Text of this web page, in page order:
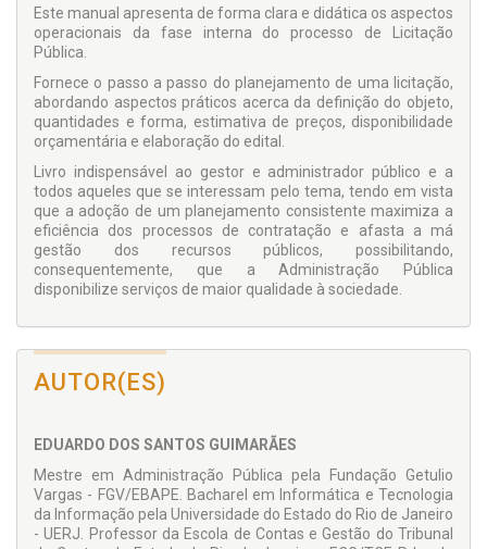
Este manual apresenta de forma clara e didática os aspectos
operacionais da fase interna do processo de Licitação
Pública.
Fornece o passo a passo do planejamento de uma licitação,
abordando aspectos práticos acerca da definição do objeto,
quantidades e forma, estimativa de preços, disponibilidade
orçamentária e elaboração do edital.
Livro indispensável ao gestor e administrador público e a
todos aqueles que se interessam pelo tema, tendo em vista
que a adoção de um planejamento consistente maximiza a
eficiência dos processos de contratação e afasta a má
gestão dos recursos públicos, possibilitando,
consequentemente, que a Administração Pública
disponibilize serviços de maior qualidade à sociedade.
AUTOR(ES)
EDUARDO DOS SANTOS GUIMARÃES
Mestre em Administração Pública pela Fundação Getulio
Vargas - FGV/EBAPE. Bacharel em Informática e Tecnologia
da Informação pela Universidade do Estado do Rio de Janeiro
- UERJ. Professor da Escola de Contas e Gestão do Tribunal